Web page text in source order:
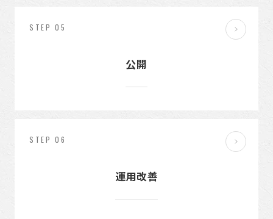
STEP 05
公開
STEP 06
運用改善